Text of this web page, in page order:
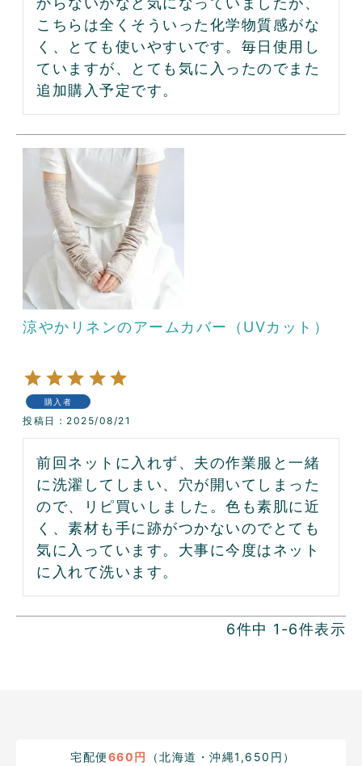
こちらは全くそういった化学物質感がな
く、とても使いやすいです。毎日使用し
ていますが、とても気に入ったのでまた
追加購入予定です。
涼やかリネンのアームカバー（UVカット）
購入者
投稿日 2025/08/21
前回ネットに入れず、夫の作業服と一緒
に洗濯してしまい、穴が開いてしまった
ので、リピ買いしました。色も素肌に近
く、素材も手に跡がつかないのでとても
気に入っています。大事に今度はネット
に入れて洗います。
6件中 1 -6件表示
宅配便660円
（北海道・沖縄1,650円）